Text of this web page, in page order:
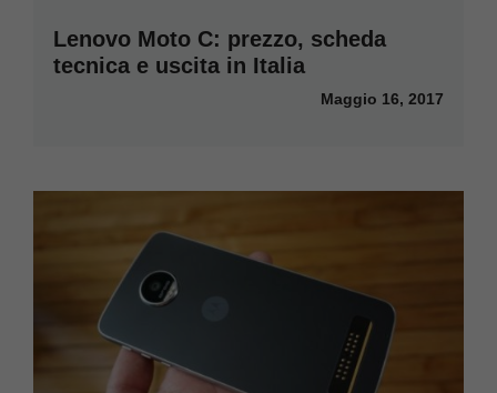
Lenovo Moto C: prezzo, scheda
tecnica e uscita in Italia
Maggio 16, 2017